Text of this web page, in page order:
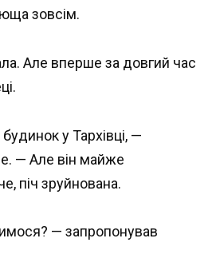
зовсім.
Але вперше за довгий час
у Тархівці, —
— Але він майже
піч зруйнована.
— запропонував